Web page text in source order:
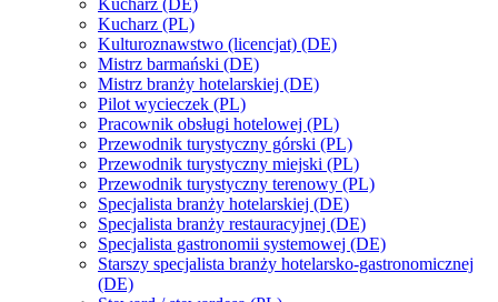
Kucharz (DE)
Kucharz (PL)
Kulturoznawstwo (licencjat) (DE)
Mistrz barmański (DE)
Mistrz branży hotelarskiej (DE)
Pilot wycieczek (PL)
Pracownik obsługi hotelowej (PL)
Przewodnik turystyczny górski (PL)
Przewodnik turystyczny miejski (PL)
Przewodnik turystyczny terenowy (PL)
Specjalista branży hotelarskiej (DE)
Specjalista branży restauracyjnej (DE)
Specjalista gastronomii systemowej (DE)
Starszy specjalista branży hotelarsko-gastronomicznej
(DE)